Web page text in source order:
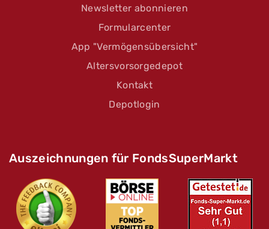
Newsletter abonnieren
Formularcenter
App "Vermögensübersicht"
Altersvorsorgedepot
Kontakt
Depotlogin
Auszeichnungen für FondsSuperMarkt